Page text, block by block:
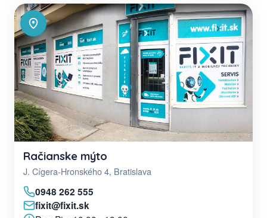
Račianske mýto
J. Cígera-Hronského 4, Bratislava
0948 262 555
fixit@fixit.sk